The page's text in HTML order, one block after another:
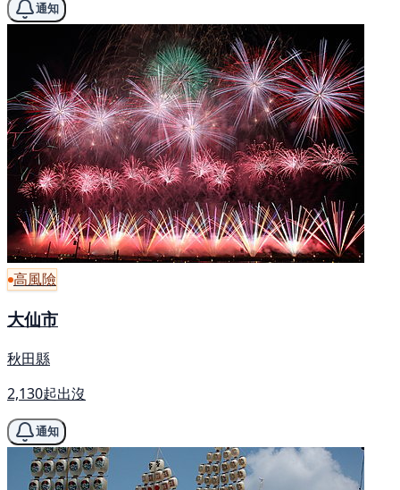
通知
高風險
大仙市
秋田縣
2,130起出沒
通知